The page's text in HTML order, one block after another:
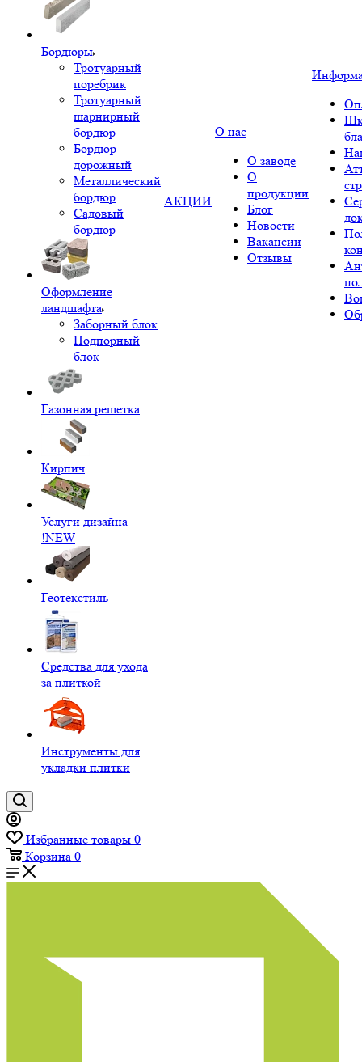
Бордюры
Тротуарный
поребрик
Тротуарный
шарнирный
бордюр
Бордюр
дорожный
Металлический
бордюр
Садовый
бордюр
Оформление
ландшафта
Заборный блок
Подпорный
блок
Газонная решетка
Кирпич
Услуги дизайна
!NEW
Геотекстиль
Средства для ухода
за плиткой
Инструменты для
укладки плитки
АКЦИИ
О нас
О заводе
О
продукции
Блог
Новости
Вакансии
Отзывы
Избранные товары 0
Корзина 0